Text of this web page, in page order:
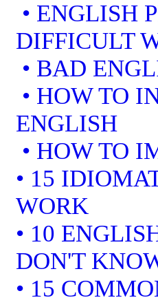
• ENGLISH
DIFFICULT
• BAD
• HOW TO
ENGLISH
• HOW TO
• 15
WORK
• 10
DON'T
• 15